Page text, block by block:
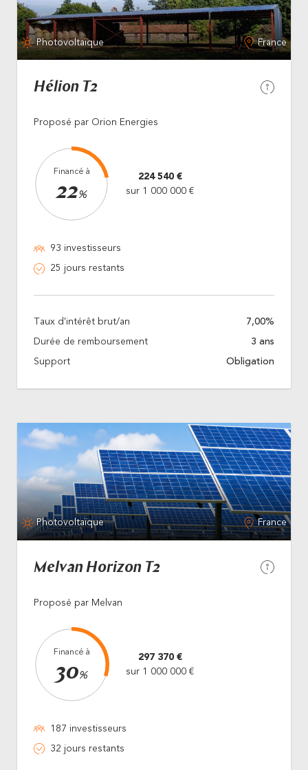
Photovoltaïque France
Hélion T2
Proposé par Orion Energies
Financé à
22%
224 540 €
sur 1 000 000 €
93 investisseurs
25 jours restants
Taux d'intérêt brut/an 7,00%
Durée de remboursement 3 ans
Support Obligation
Photovoltaïque France
Melvan Horizon T2
Proposé par Melvan
Financé à
30%
297 370 €
sur 1 000 000 €
187 investisseurs
32 jours restants